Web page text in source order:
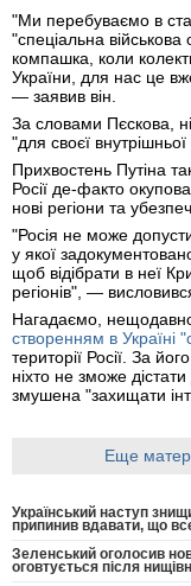
"Ми перебуваємо в
"спеціальна
компашка, коли
України, для нас це
— заявив він.
За словами Пєскова,
"для своєї внутрішньої
Прихвостень Путіна
Росії де-факто
нові регіони та
"Росія не може
у якої
щоб відібрати в неї
регіонів", —
Нагадаємо,
створенням в Україні
території Росії. За
ніхто не зможе
змушена "захищати
Еще
Український наступ
припинив вдавати, що
Зеленський оголосив
оговтується після